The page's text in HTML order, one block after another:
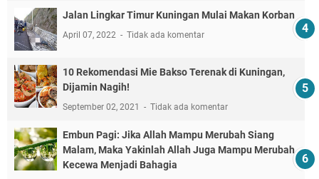
Jalan Lingkar Timur Kuningan Mulai Makan Korban
April 07, 2022 Tidak ada komentar
10 Rekomendasi Mie Bakso Terenak di Kuningan,
Dijamin Nagih!
September 02, 2021 Tidak ada komentar
Embun Pagi: Jika Allah Mampu Merubah Siang
Malam, Maka Yakinlah Allah Juga Mampu Merubah
Kecewa Menjadi Bahagia